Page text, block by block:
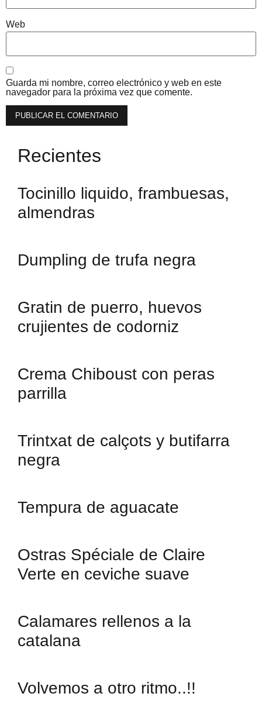
Web
Guarda mi nombre, correo electrónico y web en este
navegador para la próxima vez que comente.
Recientes
Tocinillo liquido, frambuesas,
almendras
Dumpling de trufa negra
Gratin de puerro, huevos
crujientes de codorniz
Crema Chiboust con peras
parrilla
Trintxat de calçots y butifarra
negra
Tempura de aguacate
Ostras Spéciale de Claire
Verte en ceviche suave
Calamares rellenos a la
catalana
Volvemos a otro ritmo..!!